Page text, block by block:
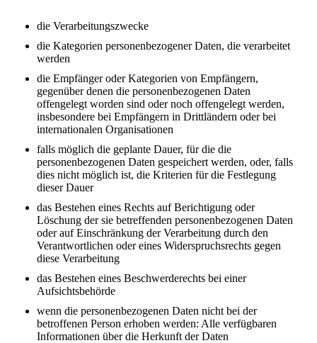
die Verarbeitungszwecke
die Kategorien personenbezogener Daten, die verarbeitet
werden
die Empfänger oder Kategorien von Empfängern,
gegenüber denen die personenbezogenen Daten
offengelegt worden sind oder noch offengelegt werden,
insbesondere bei Empfängern in Drittländern oder bei
internationalen Organisationen
falls möglich die geplante Dauer, für die die
personenbezogenen Daten gespeichert werden, oder, falls
dies nicht möglich ist, die Kriterien für die Festlegung
dieser Dauer
das Bestehen eines Rechts auf Berichtigung oder
Löschung der sie betreffenden personenbezogenen Daten
oder auf Einschränkung der Verarbeitung durch den
Verantwortlichen oder eines Widerspruchsrechts gegen
diese Verarbeitung
das Bestehen eines Beschwerderechts bei einer
Aufsichtsbehörde
wenn die personenbezogenen Daten nicht bei der
betroffenen Person erhoben werden: Alle verfügbaren
Informationen über die Herkunft der Daten